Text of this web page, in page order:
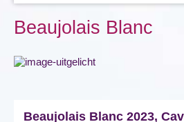
Beaujolais Blanc
Beaujolais Blanc 2023,